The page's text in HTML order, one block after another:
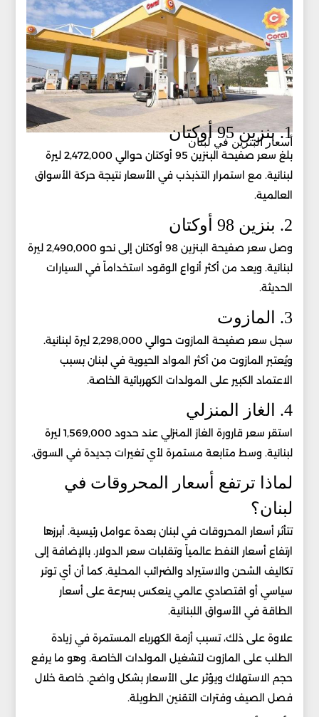
أسعار البنزين في لبنان
1. بنزين 95 أوكتان
بلغ سعر صفيحة البنزين 95 أوكتان حوالي 2,472,000 ليرة
لبنانية. مع استمرار التذبذب في الأسعار نتيجة حركة الأسواق
العالمية.
2. بنزين 98 أوكتان
وصل سعر صفيحة البنزين 98 أوكتان إلى نحو 2,490,000 ليرة
لبنانية. ويعد من أكثر أنواع الوقود استخداماً في السيارات
الحديثة.
3. المازوت
سجل سعر صفيحة المازوت حوالي 2,298,000 ليرة لبنانية.
ويُعتبر المازوت من أكثر المواد الحيوية في لبنان بسبب
الاعتماد الكبير على المولدات الكهربائية الخاصة.
4. الغاز المنزلي
استقر سعر قارورة الغاز المنزلي عند حدود 1,569,000 ليرة
لبنانية. وسط متابعة مستمرة لأي تغيرات جديدة في السوق.
لماذا ترتفع أسعار المحروقات في
لبنان؟
تتأثر أسعار المحروقات في لبنان بعدة عوامل رئيسية. أبرزها
ارتفاع أسعار النفط عالمياً وتقلبات سعر الدولار. بالإضافة إلى
تكاليف الشحن والاستيراد والضرائب المحلية. كما أن أي توتر
سياسي أو اقتصادي عالمي ينعكس بسرعة على أسعار
الطاقة في الأسواق اللبنانية.
علاوة على ذلك، تسبب أزمة الكهرباء المستمرة في زيادة
الطلب على المازوت لتشغيل المولدات الخاصة. وهو ما يرفع
حجم الاستهلاك ويؤثر على الأسعار بشكل واضح. خاصة خلال
فصل الصيف وفترات التقنين الطويلة.